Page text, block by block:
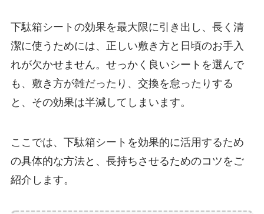
下駄箱シートの効果を最大限に引き出し、長く清
潔に使うためには、正しい敷き方と日頃のお手入
れが欠かせません。せっかく良いシートを選んで
も、敷き方が雑だったり、交換を怠ったりする
と、その効果は半減してしまいます。
ここでは、下駄箱シートを効果的に活用するため
の具体的な方法と、長持ちさせるためのコツをご
紹介します。